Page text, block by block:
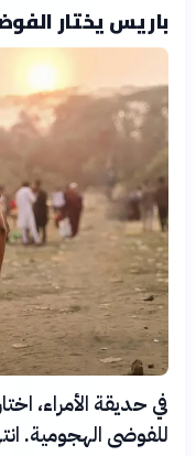
باريس يختار
في حديقة الأمراء،
للفوضى الهجومية.